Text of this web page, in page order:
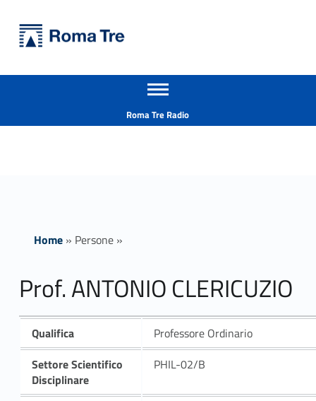
Prof. ANTONIO CLERICUZIO - Università Roma Tre
Apri il menu secondario
Roma Tre Radio
Home» Persone»
Prof. ANTONIO CLERICUZIO
Qualifica
Professore Ordinario
Settore Scientifico
Disciplinare
PHIL-02/B